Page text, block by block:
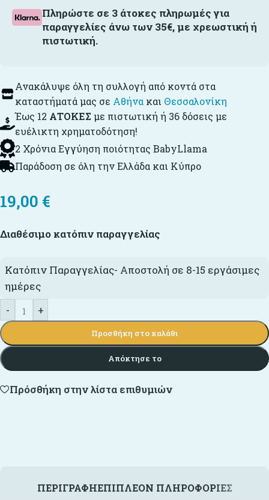
Πληρώστε σε 3 άτοκες πληρωμές για
παραγγελίες άνω των 35€, με χρεωστική ή
πιστωτική.
Ανακάλυψε όλη τη συλλογή από κοντά στα
καταστήματά μας σε Αθήνα και Θεσσαλονίκη
Έως 12 ΑΤΟΚΕΣ με πιστωτική ή 36 δόσεις με
ευέλικτη χρηματοδότηση!
2 Χρόνια Εγγύηση ποιότητας BabyLlama
Παράδοση σε όλη την Ελλάδα και Κύπρο
19,00 €
Διαθέσιμο κατόπιν παραγγελίας
Κατόπιν Παραγγελίας- Αποστολή σε 8-15 εργάσιμες
ημέρες
-
+
Προσθήκη στο καλάθι
Απόκτησε το
Πρόσθήκη στην λίστα επιθυμιών
ΠΕΡΙΓΡΑΦΉΕΠΙΠΛΈΟΝ ΠΛΗΡΟΦΟΡΊΕΣ